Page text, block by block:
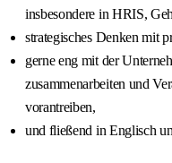
insbesondere in HRIS,
strategisches Denken mit
gerne eng mit der
zusammenarbeiten und
vorantreiben,
und fließend in Englisch